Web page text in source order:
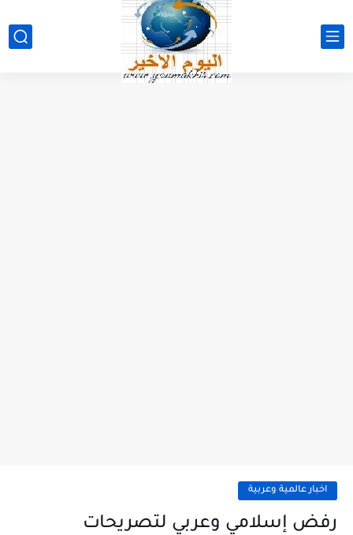
اخبار عالمية وعربية
رفض إسلامي وعربي لتصريحات